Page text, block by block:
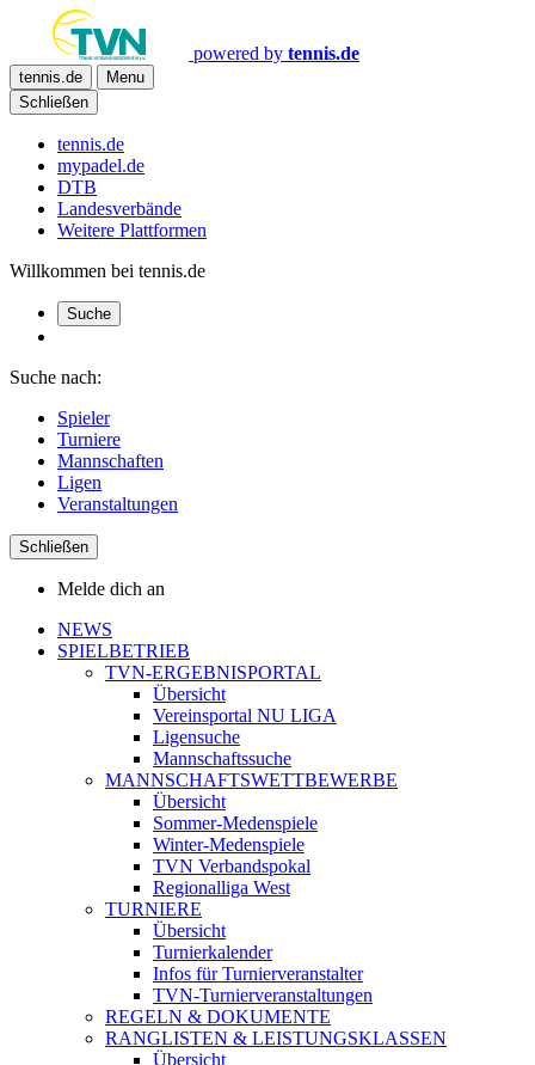
powered by tennis.de
tennis.de
Menu
Schließen
tennis.de
mypadel.de
DTB
Landesverbände
Weitere Plattformen
Willkommen bei tennis.de
Suche
Suche nach:
Spieler
Turniere
Mannschaften
Ligen
Veranstaltungen
Schließen
Melde dich an
NEWS
SPIELBETRIEB
TVN-ERGEBNISPORTAL
Übersicht
Vereinsportal NU LIGA
Ligensuche
Mannschaftssuche
MANNSCHAFTSWETTBEWERBE
Übersicht
Sommer-Medenspiele
Winter-Medenspiele
TVN Verbandspokal
Regionalliga West
TURNIERE
Übersicht
Turnierkalender
Infos für Turnierveranstalter
TVN-Turnierveranstaltungen
REGELN & DOKUMENTE
RANGLISTEN & LEISTUNGSKLASSEN
Übersicht